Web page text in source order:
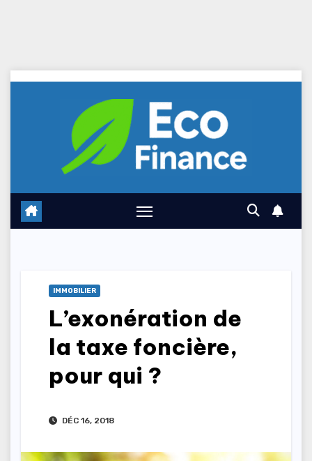
Skip
IMMOBILIER
L’exonération de
la taxe foncière,
pour qui ?
DÉC 16, 2018